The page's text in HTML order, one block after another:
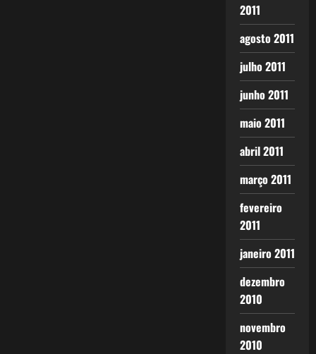
2011
agosto 2011
julho 2011
junho 2011
maio 2011
abril 2011
março 2011
fevereiro
2011
janeiro 2011
dezembro
2010
novembro
2010